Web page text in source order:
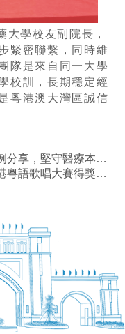
大學校友副院長，
緊密聯繫，同時維
隊是來自同一大學
校訓，長期穩定經
粵港澳大灣區誠信
守醫療本質強化醫患信任
語歌唱大賽得獎報道